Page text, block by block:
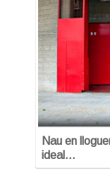
Nau en
ideal…